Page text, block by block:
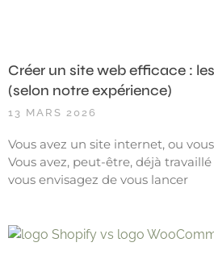
Créer un site web efficace :
(selon notre expérience)
13 MARS 2026
Vous avez un site internet, ou
Vous avez, peut-être, déjà
vous envisagez de vous lancer